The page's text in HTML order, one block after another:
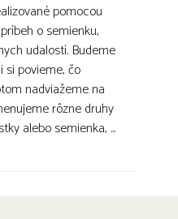
pomocou
o semienku,
udalostí. Budeme
povieme, čo
nadviažeme na
rôzne druhy
alebo semienka, ...